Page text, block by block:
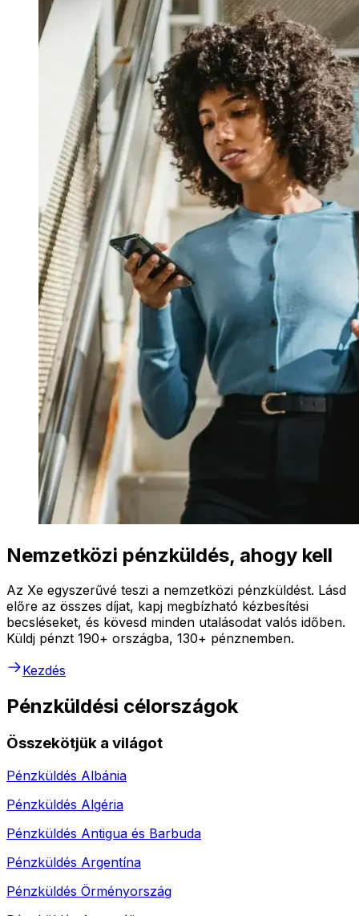
Nemzetközi pénzküldés, ahogy kell
Az Xe egyszerűvé teszi a nemzetközi pénzküldést. Lásd
előre az összes díjat, kapj megbízható kézbesítési
becsléseket, és kövesd minden utalásodat valós időben.
Küldj pénzt 190+ országba, 130+ pénznemben.
Kezdés
Pénzküldési célországok
Összekötjük a világot
Pénzküldés Albánia
Pénzküldés Algéria
Pénzküldés Antigua és Barbuda
Pénzküldés Argentína
Pénzküldés Örményország